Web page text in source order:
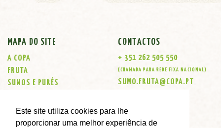
Este site utiliza cookies para lhe
proporcionar uma melhor experiência de
MAPA DO SITE
A COPA
FRUTA
SUMOS E PURÉS
LOJAS
CONTACTOS
CONTACTOS
+ 351 262 505 550
(CHAMADA PARA REDE FIXA NACIONAL)
SUMO.FRUTA@COPA.PT